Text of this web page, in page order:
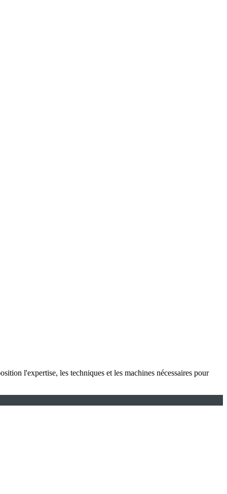
l'expertise, les techniques et les machines nécessaires pour